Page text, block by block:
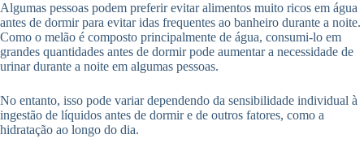
Algumas pessoas podem preferir evitar alimentos muito ricos em água
antes de dormir para evitar idas frequentes ao banheiro durante a noite.
Como o melão é composto principalmente de água, consumi-lo em
grandes quantidades antes de dormir pode aumentar a necessidade de
urinar durante a noite em algumas pessoas.
No entanto, isso pode variar dependendo da sensibilidade individual à
ingestão de líquidos antes de dormir e de outros fatores, como a
hidratação ao longo do dia.